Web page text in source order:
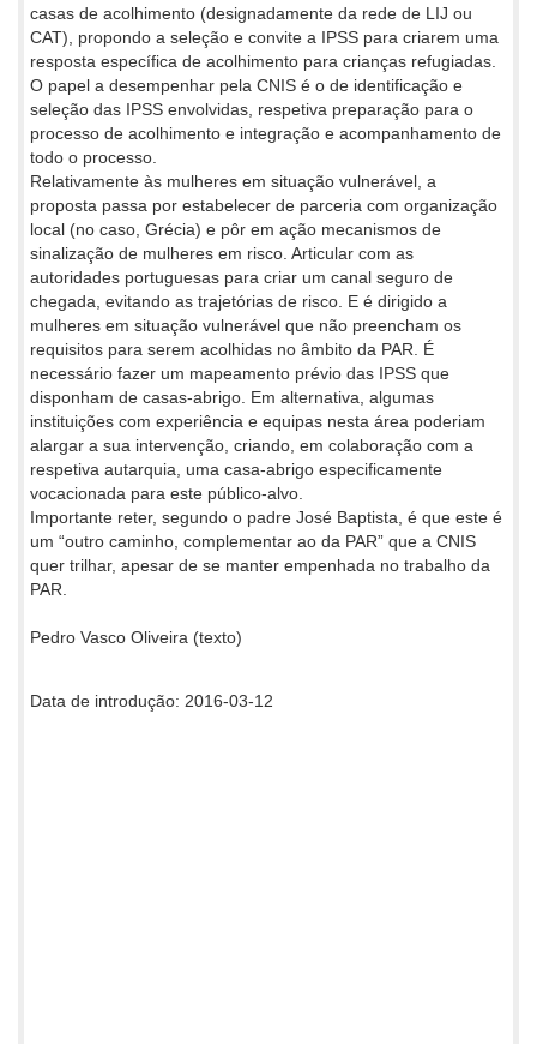
casas de acolhimento (designadamente da rede de LIJ ou
CAT), propondo a seleção e convite a IPSS para criarem uma
resposta específica de acolhimento para crianças refugiadas.
O papel a desempenhar pela CNIS é o de identificação e
seleção das IPSS envolvidas, respetiva preparação para o
processo de acolhimento e integração e acompanhamento de
todo o processo.
Relativamente às mulheres em situação vulnerável, a
proposta passa por estabelecer de parceria com organização
local (no caso, Grécia) e pôr em ação mecanismos de
sinalização de mulheres em risco. Articular com as
autoridades portuguesas para criar um canal seguro de
chegada, evitando as trajetórias de risco. E é dirigido a
mulheres em situação vulnerável que não preencham os
requisitos para serem acolhidas no âmbito da PAR. É
necessário fazer um mapeamento prévio das IPSS que
disponham de casas-abrigo. Em alternativa, algumas
instituições com experiência e equipas nesta área poderiam
alargar a sua intervenção, criando, em colaboração com a
respetiva autarquia, uma casa-abrigo especificamente
vocacionada para este público-alvo.
Importante reter, segundo o padre José Baptista, é que este é
um “outro caminho, complementar ao da PAR” que a CNIS
quer trilhar, apesar de se manter empenhada no trabalho da
PAR.
Pedro Vasco Oliveira (texto)
Data de introdução: 2016-03-12